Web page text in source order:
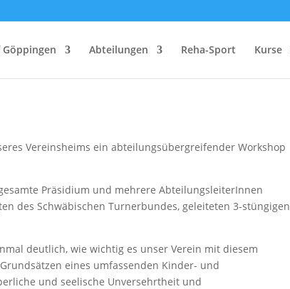
Göppingen Abteilungen Reha-Sport Kurse
Vereinsheims ein abteilungsübergreifender Workshop
Präsidium und mehrere AbteilungsleiterInnen
des Schwäbischen Turnerbundes, geleiteten 3-stüngigen
deutlich, wie wichtig es unser Verein mit diesem
eines umfassenden Kinder- und
und seelische Unversehrtheit und